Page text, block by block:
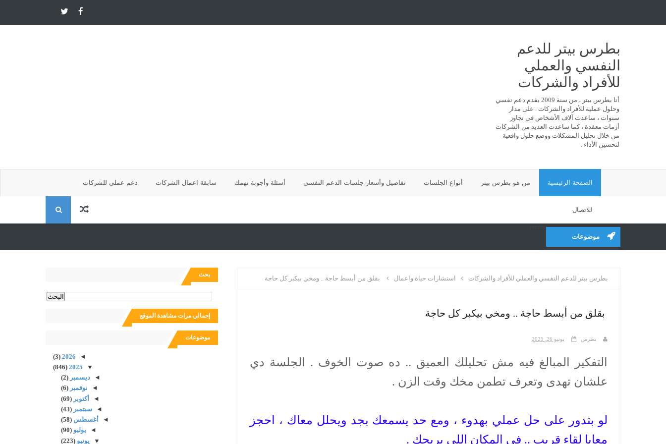
بطرس بيتر للدعم
النفسي والعملي
للأفراد والشركات
أنا بطرس بيتر ، من سنة 2009 بقدم دعم نفسي
وحلول عملية للأفراد والشركات . على مدار
سنوات ، ساعدت آلاف الأشخاص في تجاوز
أزمات معقدة ، كما ساعدت العديد من الشركات
من خلال تحليل المشكلات ووضع حلول واقعية
لتحسين الأداء .
الصفحة الرئيسية من هو بطرس بيتر أنواع الجلسات تفاصيل وأسعار جلسات الدعم النفسي أسئلة وأجوبة تهمك سابقة اعمال الشركات دعم عملي للشركات
للاتصال ا
ح
موضوعات
بطرس بيتر للدعم النفسي والعملي للأفراد والشركات استشارات حياة واعمال بقلق من أبسط حاجة .. ومخي بيكبر كل حاجة
بقلق من أبسط حاجة .. ومخي بيكبر كل حاجة
بطرس يونيو 26, 2025
التفكير المبالغ فيه مش تحليلك العميق .. ده صوت الخوف . الجلسة دي
علشان تهدى وتعرف تطمن مخك وقت الزن .
لو بتدور على حل عملي بهدوء ، ومع حد يسمعك بجد ويحلل معاك ، احجز
معايا لقاء قريب .. في المكان اللي يريحك .
بحث
إجمالي مرات مشاهدة الموقع
موضوعات
◄
2026
(3)
▼
2025
(846)
◄ديسمبر(2)
◄ نوفمبر(6)
◄أكتوبر(69)
◄سبتمبر(43)
◄
أغسطس(58)
◄ يوليو(90)
▼ يونيو(223)